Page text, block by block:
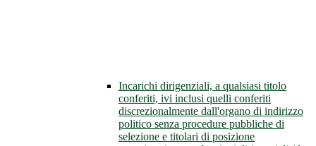
Incarichi dirigenziali, a qualsiasi titolo
conferiti, ivi inclusi quelli conferiti
discrezionalmente dall'organo di indirizzo
politico senza procedure pubbliche di
selezione e titolari di posizione